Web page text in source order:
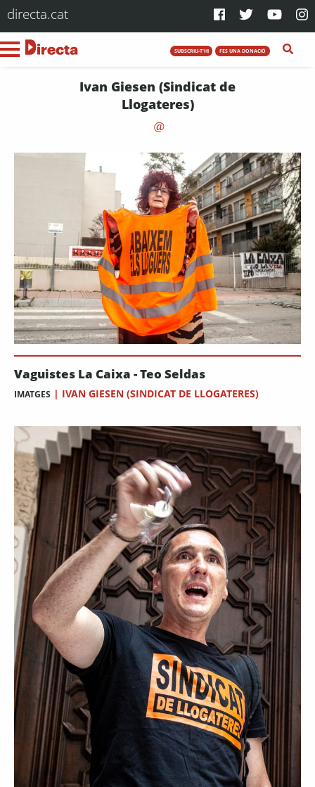
directa.cat
SUBSCRIU-T'HI FES UNA DONACIÓ
Ivan Giesen (Sindicat de
Llogateres)
Vaguistes La Caixa - Teo Seldas
IMATGES | IVAN GIESEN (SINDICAT DE LLOGATERES)